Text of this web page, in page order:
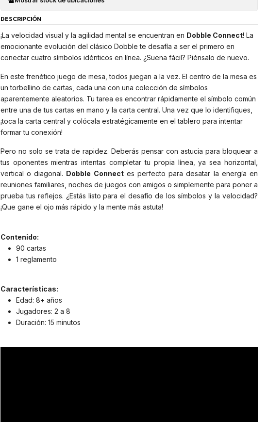
DESCRIPCIÓN
¡La velocidad visual y la agilidad mental se encuentran en Dobble Connect! La
emocionante evolución del clásico Dobble te desafía a ser el primero en
conectar cuatro símbolos idénticos en línea. ¿Suena fácil? Piénsalo de nuevo.
En este frenético juego de mesa, todos juegan a la vez. El centro de la mesa es
un torbellino de cartas, cada una con una colección de símbolos
aparentemente aleatorios. Tu tarea es encontrar rápidamente el símbolo común
entre una de tus cartas en mano y la carta central. Una vez que lo identifiques,
¡toca la carta central y colócala estratégicamente en el tablero para intentar
formar tu conexión!
Pero no solo se trata de rapidez. Deberás pensar con astucia para bloquear a
tus oponentes mientras intentas completar tu propia línea, ya sea horizontal,
vertical o diagonal. Dobble Connectes perfecto para desatar la energía en
reuniones familiares, noches de juegos con amigos o simplemente para poner a
prueba tus reflejos. ¿Estás listo para el desafío de los símbolos y la velocidad?
¡Que gane el ojo más rápido y la mente más astuta!
Contenido:
90 cartas
1 reglamento
Características:
Edad: 8+ años
Jugadores: 2 a 8
Duración: 15 minutos